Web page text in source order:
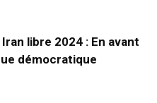
libre 2024 : En avant
démocratique